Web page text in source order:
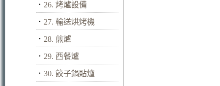
． 26. 烤爐設備
． 27. 輸送烘烤機
． 28. 煎爐
． 29. 西餐爐
． 30. 餃子鍋貼爐